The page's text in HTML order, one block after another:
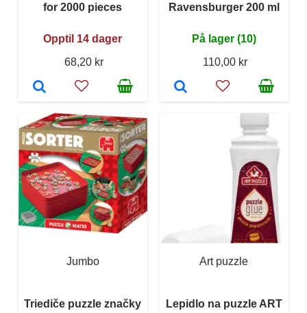
for 2000 pieces
Opptil 14 dager
68,20 kr
Ravensburger 200 ml
På lager (10)
110,00 kr
Jumbo
Triediče puzzle značky
Art puzzle
Lepidlo na puzzle ART